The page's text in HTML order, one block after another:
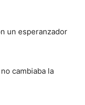
un esperanzador
cambiaba la